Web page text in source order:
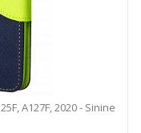
A127F, 2020 - Sinine